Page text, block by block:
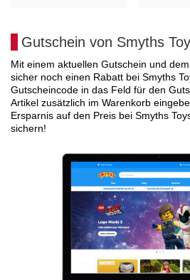
Gutschein von Smyths
Mit einem aktuellen Gutschein und
sicher noch einen Rabatt bei Smyths
Gutscheincode in das Feld für den
Artikel zusätzlich im Warenkorb
Ersparnis auf den Preis bei Smyths
sichern!